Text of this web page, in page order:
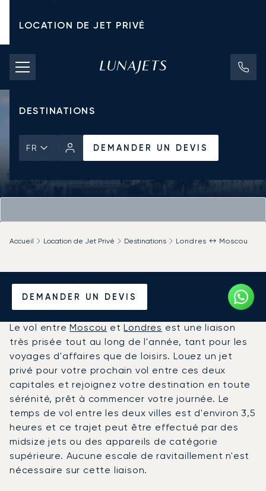
LOCATION DE JET PRIVÉ
TARIFS D'AFFRÈTEMENT
JETS PRIVÉS
DESTINATIONS
FR DEMANDER UN DEVIS
DEMANDER UN DEVIS
Accueil Location de Jet Privé Destinations Londres ↔ Moscou
Louer un Jet Privé entre
Londres et Moscou
Le vol entreMoscou etLondres est une liaison
très prisée tout au long de l'année, tant pour les
voyages d'affaires que de loisirs. Louez un jet
privé pour votre prochain vol entre ces deux
capitales et rejoignez votre destination en toute
sérénité, prêt à commencer votre journée. Le
temps de vol entre les deux villes est d'environ 3,5
heures et ce trajet peut être effectué par des
midsize jets ou des appareils de catégorie
supérieure. Aucune escale de ravitaillement n'est
nécessaire sur cette liaison.